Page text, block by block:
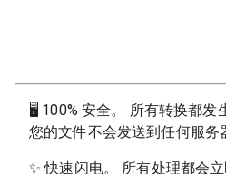
🖥 100% 安全。 所有转换都发
您的文件不会发送到任何服务
✨快速闪电。 所有处理都会